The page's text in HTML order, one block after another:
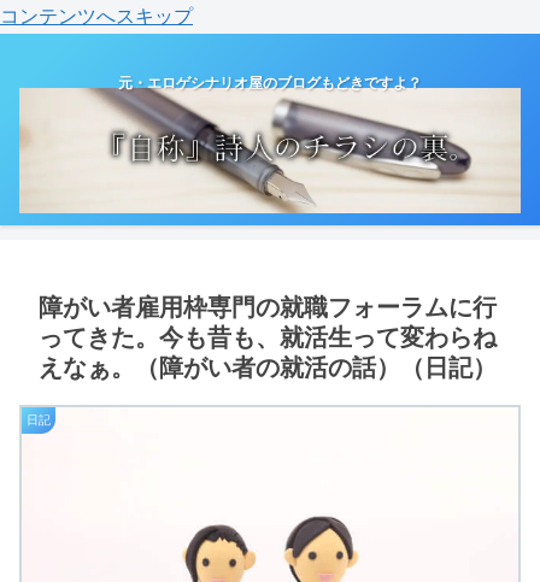
コンテンツへスキップ
元・エロゲシナリオ屋のブログもどきですよ？
障がい者雇用枠専門の就職フォーラムに行
ってきた。今も昔も、就活生って変わらね
えなぁ。（障がい者の就活の話）（日記）
日記